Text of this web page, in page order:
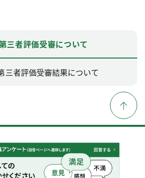
三者評価受審について
三者評価受審結果について